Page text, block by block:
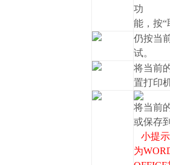
功
能，按“
仍按当
试。
将当前
置打印
将当前
或保存
小提
为